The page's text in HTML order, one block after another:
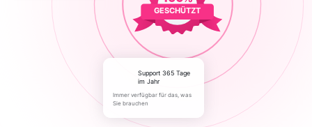
GESCHÜTZT
Support 365 Tage
im Jahr
Immer verfügbar für das, was
Sie brauchen